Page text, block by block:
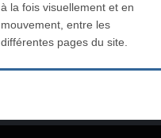
à la fois visuellement et en
mouvement, entre les
différentes pages du site.